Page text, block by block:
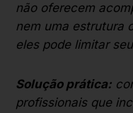
não oferecem
nem uma estrutura
eles pode limitar
Solução prática:
profissionais que